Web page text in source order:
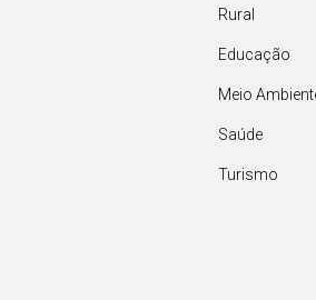
Rural
Educação
Meio
Saúde
Turismo